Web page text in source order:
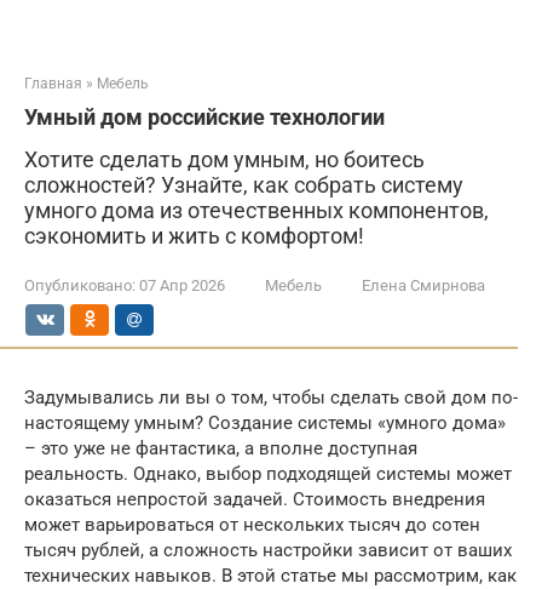
Главная » Мебель
Умный дом российские технологии
Хотите сделать дом умным, но боитесь
сложностей? Узнайте, как собрать систему
умного дома из отечественных компонентов,
сэкономить и жить с комфортом!
Опубликовано: 07 Апр 2026 Мебель Елена Смирнова
Задумывались ли вы о том, чтобы сделать свой дом по-
настоящему умным? Создание системы «умного дома»
– это уже не фантастика, а вполне доступная
реальность. Однако, выбор подходящей системы может
оказаться непростой задачей. Стоимость внедрения
может варьироваться от нескольких тысяч до сотен
тысяч рублей, а сложность настройки зависит от ваших
технических навыков. В этой статье мы рассмотрим, как